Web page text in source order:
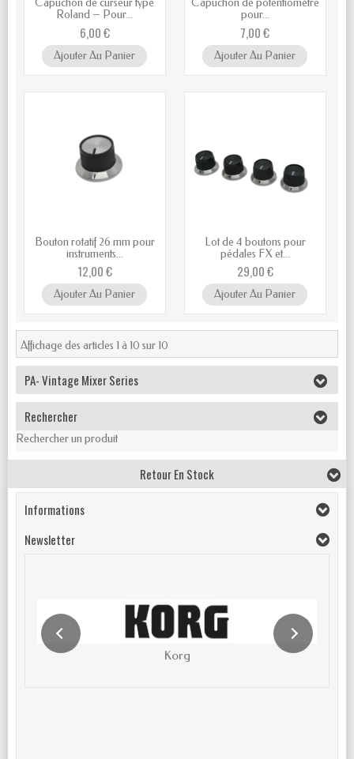
Capuchon de curseur type
Roland – Pour...
6,00 €
Ajouter Au Panier
Capuchon de potentiomètre
pour...
7,00 €
Ajouter Au Panier
Bouton rotatif 26 mm pour
instruments...
12,00 €
Ajouter Au Panier
Lot de 4 boutons pour
pédales FX et...
29,00 €
Ajouter Au Panier
Affichage des articles 1 à 10 sur 10
PA- Vintage Mixer Series
Rechercher
Rechercher un produit
Retour En Stock
Informations
Newsletter
Korg